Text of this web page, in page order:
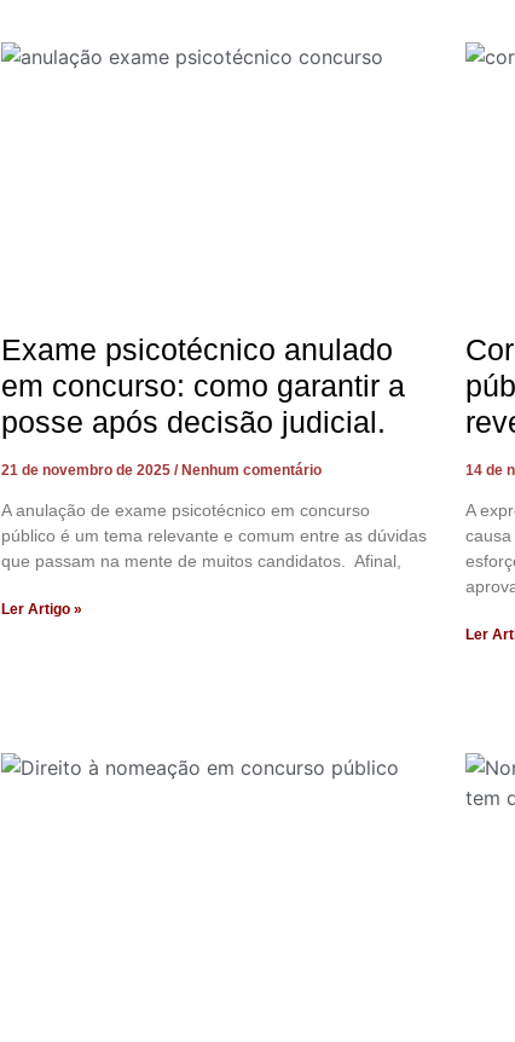
Exame psicotécnico anulado
em concurso: como garantir a
posse após decisão judicial.
21 de novembro de 2025 Nenhum comentário
A anulação de exame psicotécnico em concurso
público é um tema relevante e comum entre as dúvidas
que passam na mente de muitos candidatos. Afinal,
Ler Artigo »
14 de
A
Ler